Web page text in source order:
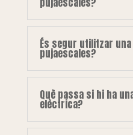
És segur utilitzar
pujaescales?
Què passa si hi ha
elèctrica?